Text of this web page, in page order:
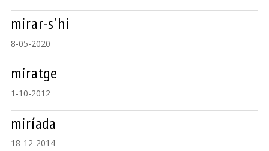
mirar-s’hi
8-05-2020
miratge
1-10-2012
miríada
18-12-2014